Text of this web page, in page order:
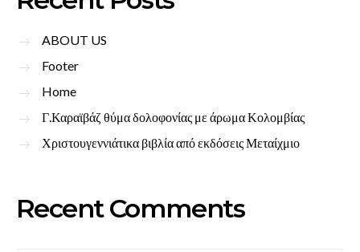
ABOUT US
Footer
Home
Γ.Καραϊβάζ θύμα δολοφονίας με άρωμα Κολομβίας
Χριστουγεννιάτικα βιβλία από εκδόσεις Μεταίχμιο
Recent Comments